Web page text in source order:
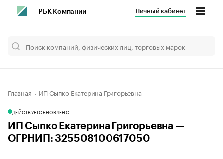
РБК Компании Личный кабинет
Главная ИП Сыпко Екатерина Григорьевна
ДЕЙСТВУЕТОБНОВЛЕНО
ИП Сыпко Екатерина Григорьевна —
ОГРНИП: 325508100617050